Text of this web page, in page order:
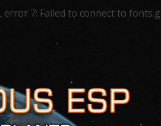
7: Failed to connect to